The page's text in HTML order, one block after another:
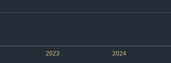
2023 2024